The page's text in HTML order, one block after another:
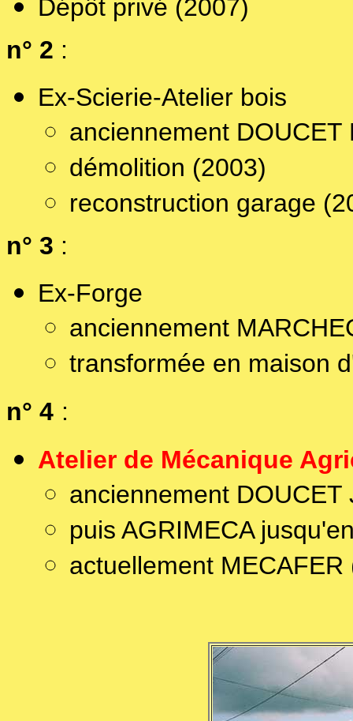
Dépôt privé (2007)
n° 2 :
Ex-Scierie-Atelier bois
anciennement DOUCET
démolition (2003)
reconstruction garage
n° 3 :
Ex-Forge
anciennement
transformée en maison
n° 4 :
Atelier de Mécanique
anciennement DOUCET
puis AGRIMECA
actuellement MECAFER